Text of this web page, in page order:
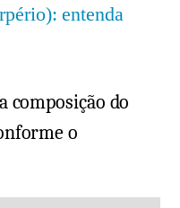
entenda
composição do
o